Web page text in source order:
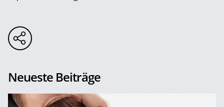
Neueste Beiträge